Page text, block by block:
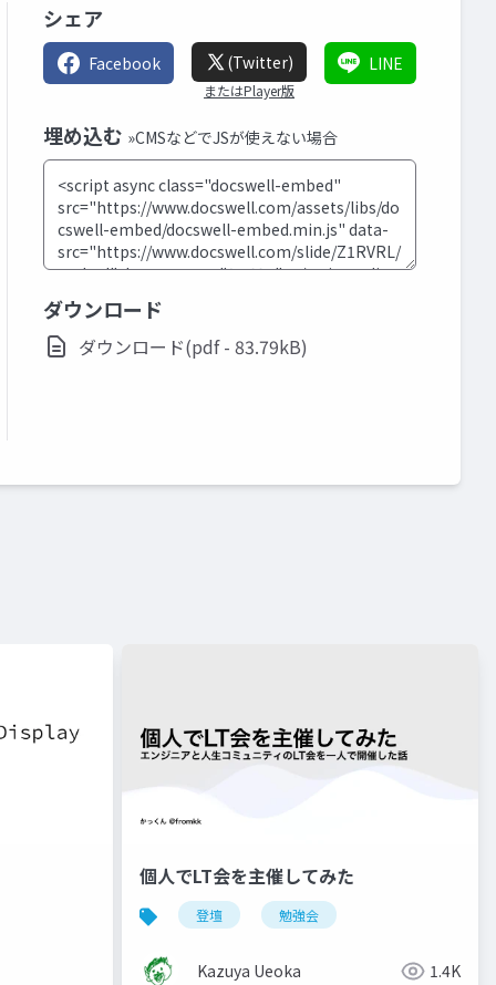
シェア
Facebook (Twitter)
またはPlayer版
LINE
埋め込む »CMSなどでJSが使えない場合
ダウンロード
ダウンロード(pdf - 83.79kB)
個人でLT会を主催してみた
登壇 勉強会
Kazuya Ueoka 1.4K